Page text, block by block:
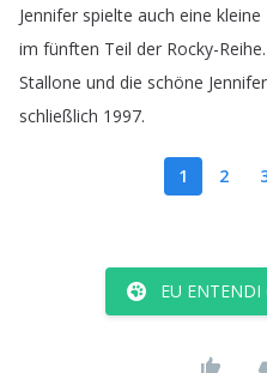
Jennifer spielte auch eine kleine
im fünften Teil der Rocky-Reihe.
Stallone und die schöne Jennifer
schließlich 1997.
1 2
EU ENTENDI